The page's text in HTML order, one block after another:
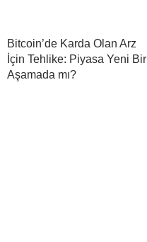
Bitcoin’de Karda Olan Arz
İçin Tehlike: Piyasa Yeni Bir
Aşamada mı?